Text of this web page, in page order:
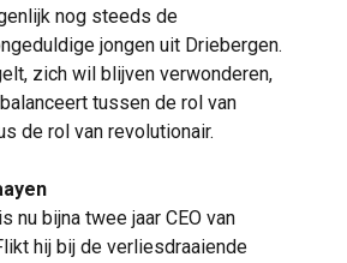
nog steeds de
jongen uit Driebergen.
zich wil blijven verwonderen,
tussen de rol van
de rol van revolutionair.
is nu bijna twee jaar CEO van
hij bij de verliesdraaiende